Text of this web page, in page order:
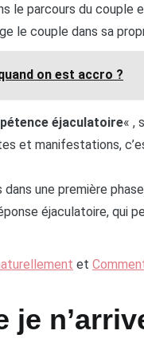
le parcours du couple
le couple dans sa
on est accro ?
éjaculatoire« ,
et manifestations,
une première
éjaculatoire, qui
et
je